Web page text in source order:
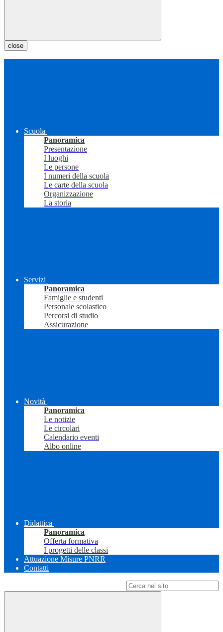
close
Scuola
Panoramica
Presentazione
I luoghi
Le persone
I numeri della scuola
Le carte della scuola
Organizzazione
La storia
Servizi
Panoramica
Famiglie e studenti
Personale scolastico
Percorsi di studio
Assicurazione
Novità
Panoramica
Le notizie
Le circolari
Calendario eventi
Albo online
Didattica
Panoramica
Offerta formativa
I progetti delle classi
Attuazione Misure PNRR
Contatti